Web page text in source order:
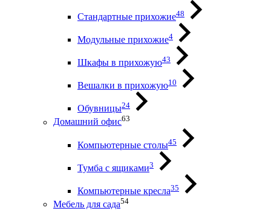
Стандартные прихожие48
Модульные прихожие4
Шкафы в прихожую43
Вешалки в прихожую10
Обувницы24
Домашний офис63
Компьютерные столы45
Тумба с ящиками3
Компьютерные кресла35
Мебель для сада54